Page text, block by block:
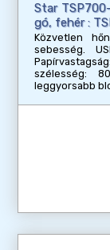
Star
gó, fehér :
Közvetlen
sebesség.
szélesség:
leggyorsabb